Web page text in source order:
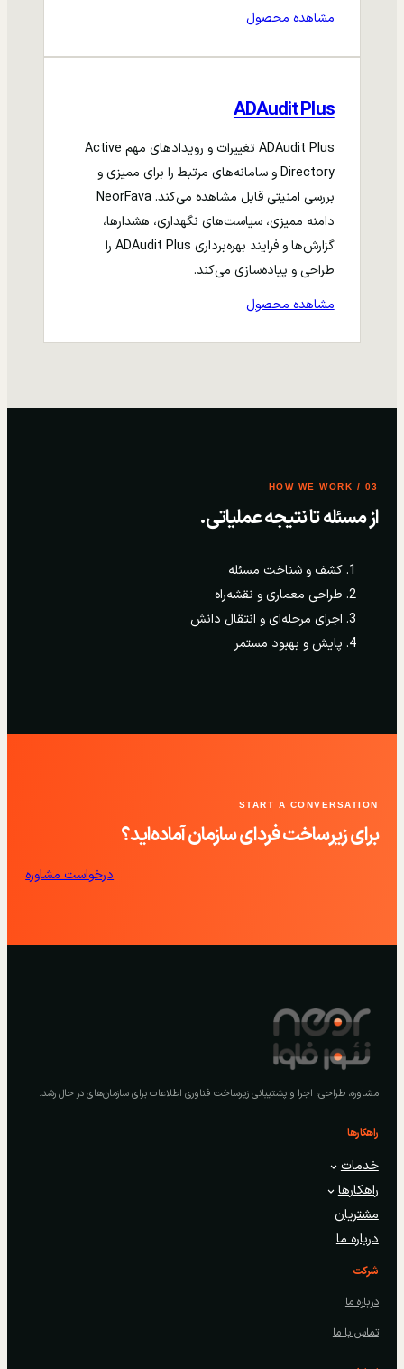
مشاهده محصول
ADAudit Plus
ADAudit Plus تغییرات و رویدادهای مهم Active
Directory و سامانه‌های مرتبط را برای ممیزی و
بررسی امنیتی قابل مشاهده می‌کند. NeorFava
دامنه ممیزی، سیاست‌های نگهداری، هشدارها،
گزارش‌ها و فرایند بهره‌برداری ADAudit Plus را
طراحی و پیاده‌سازی می‌کند.
مشاهده محصول
03 / HOW WE WORK
از مسئله تا نتیجه عملیاتی.
کشف و شناخت مسئله
طراحی معماری و نقشه‌راه
اجرای مرحله‌ای و انتقال دانش
پایش و بهبود مستمر
START A CONVERSATION
برای زیرساخت فردای سازمان آماده‌اید؟
درخواست مشاوره
مشاوره، طراحی، اجرا و پشتیبانی زیرساخت فناوری اطلاعات برای سازمان‌های در حال رشد.
راهکارها
خدمات
راهکارها
مشتریان
درباره ما
شرکت
درباره ما
تماس با ما